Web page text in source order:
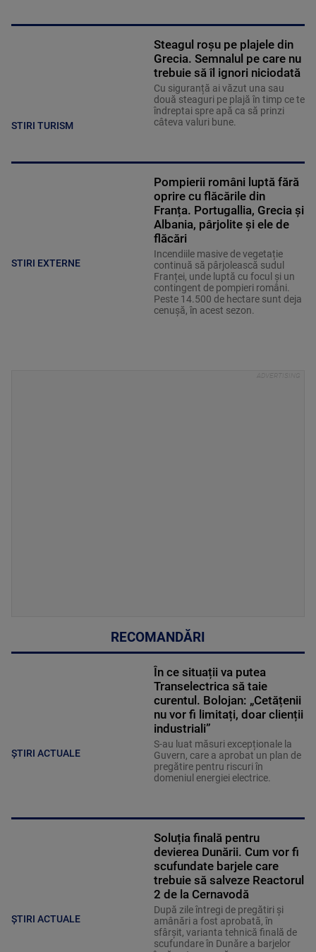
STIRI TURISM
Steagul roșu pe plajele din
Grecia. Semnalul pe care nu
trebuie să îl ignori niciodată
Cu siguranță ai văzut una sau
două steaguri pe plajă în timp ce te
îndreptai spre apă ca să prinzi
câteva valuri bune.
STIRI EXTERNE
Pompierii români luptă fără
oprire cu flăcările din
Franța. Portugallia, Grecia și
Albania, pârjolite și ele de
flăcări
Incendiile masive de vegetație
continuă să pârjolească sudul
Franței, unde luptă cu focul și un
contingent de pompieri români.
Peste 14.500 de hectare sunt deja
cenușă, în acest sezon.
RECOMANDĂRI
ȘTIRI ACTUALE
În ce situații va putea
Transelectrica să taie
curentul. Bolojan: „Cetățenii
nu vor fi limitați, doar clienții
industriali”
S-au luat măsuri excepționale la
Guvern, care a aprobat un plan de
pregătire pentru riscuri în
domeniul energiei electrice.
ȘTIRI ACTUALE
Soluția finală pentru
devierea Dunării. Cum vor fi
scufundate barjele care
trebuie să salveze Reactorul
2 de la Cernavodă
După zile întregi de pregătiri și
amânări a fost aprobată, în
sfârșit, varianta tehnică finală de
scufundare în Dunăre a barjelor